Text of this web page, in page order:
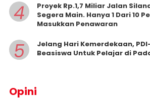
4
Proyek Rp.1,7 Miliar Jalan
Segera Main. Hanya 1 Dari 10
Masukkan Penawaran
5
Jelang Hari Kemerdekaan,
Beasiswa Untuk Pelajar di
Opini